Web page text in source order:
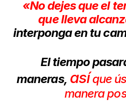
«No dejes que el
que lleva
interponga en tu
El tiempo
maneras, asíque
manera